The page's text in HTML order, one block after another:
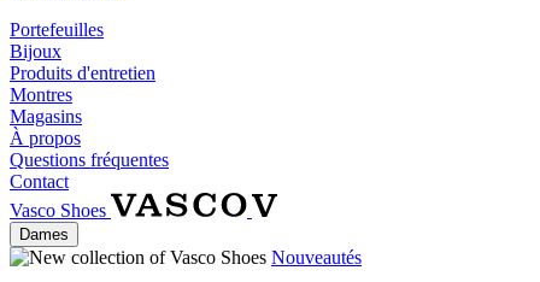
Portefeuilles
Bijoux
Produits d'entretien
Montres
Magasins
À propos
Questions fréquentes
Contact
Vasco Shoes
Dames
Nouveautés